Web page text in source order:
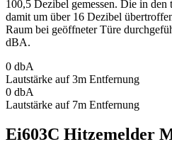
100,5 Dezibel gemessen. Die in
damit um über 16 Dezibel
Raum bei geöffneter Türe
dBA.
0 dbA
Lautstärke auf 3m Entfernung
0 dbA
Lautstärke auf 7m Entfernung
Ei603C Hitzemelder